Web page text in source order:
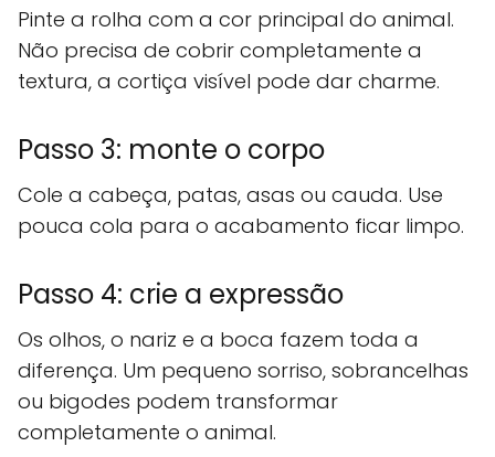
Pinte a rolha com a cor principal do animal.
Não precisa de cobrir completamente a
textura, a cortiça visível pode dar charme.
Passo 3: monte o corpo
Cole a cabeça, patas, asas ou cauda. Use
pouca cola para o acabamento ficar limpo.
Passo 4: crie a expressão
Os olhos, o nariz e a boca fazem toda a
diferença. Um pequeno sorriso, sobrancelhas
ou bigodes podem transformar
completamente o animal.